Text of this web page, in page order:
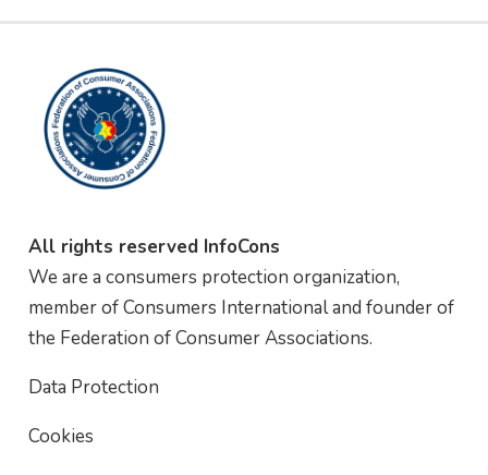
All rights reserved InfoCons
We are a consumers protection organization,
member of Consumers International and founder of
the Federation of Consumer Associations.
Data Protection
Cookies